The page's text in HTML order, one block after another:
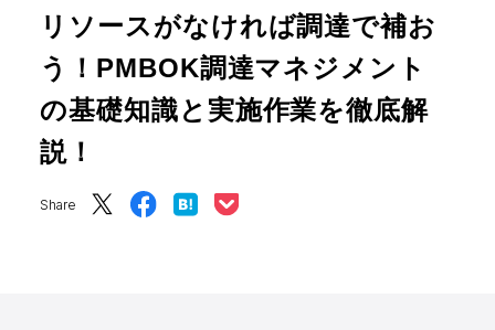
リソースがなければ調達で補お
う！PMBOK調達マネジメント
の基礎知識と実施作業を徹底解
説！
Share